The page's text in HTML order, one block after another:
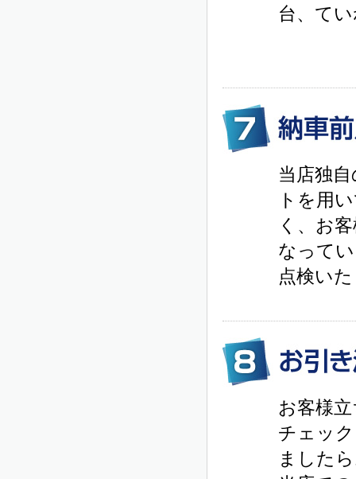
台、て
当店独
トを用
く、お
なって
点検い
お客様
チェッ
ました